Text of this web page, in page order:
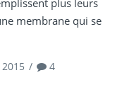
membrane qui se
/ 4